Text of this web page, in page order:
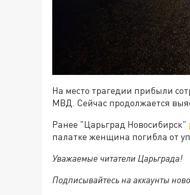
На место трагедии прибыли
МВД. Сейчас продолжается
Ранее "Царьград Новосибирск"
палатке женщина погибла от
Уважаемые читатели Царьграда!
Подписывайтесь на аккаунты